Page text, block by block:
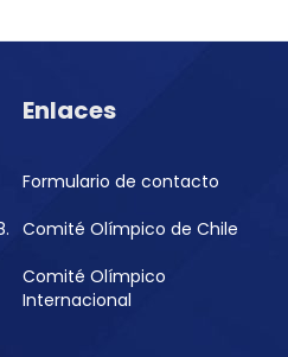
Enlaces
Formulario de contacto
Comité Olímpico de Chile
Comité Olímpico
Internacional